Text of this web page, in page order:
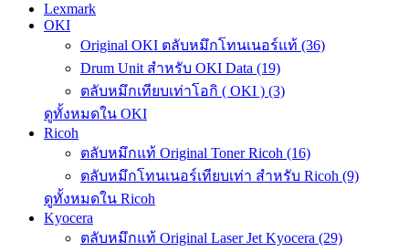
Lexmark
OKI
Original OKI ตลับหมึกโทนเนอร์แท้ (36)
Drum Unit สำหรับ OKI Data (19)
ตลับหมึกเทียบเท่าโอกิ ( OKI ) (3)
ดูทั้งหมดใน OKI
Ricoh
ตลับหมึกแท้ Original Toner Ricoh (16)
ตลับหมึกโทนเนอร์เทียบเท่า สำหรับ Ricoh (9)
ดูทั้งหมดใน Ricoh
Kyocera
ตลับหมึกแท้ Original Laser Jet Kyocera (29)